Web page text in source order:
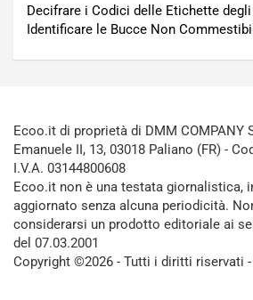
Decifrare i Codici delle Etichette
Identificare le Bucce Non
Ecoo.it di proprietà di DMM COMPANY
Emanuele II, 13, 03018 Paliano (FR) -
I.V.A. 03144800608
Ecoo.it non è una testata giornalistica,
aggiornato senza alcuna periodicità.
considerarsi un prodotto editoriale ai
del 07.03.2001
Copyright ©2026 - Tutti i diritti riservati -